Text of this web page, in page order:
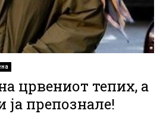
црвениот тепих, а
ја препознале!